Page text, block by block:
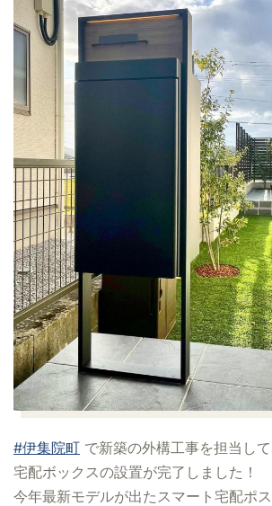
#伊集院町 で新築の外構工事を担当し
宅配ボックスの設置が完了しました！
今年最新モデルが出たスマート宅配ポ